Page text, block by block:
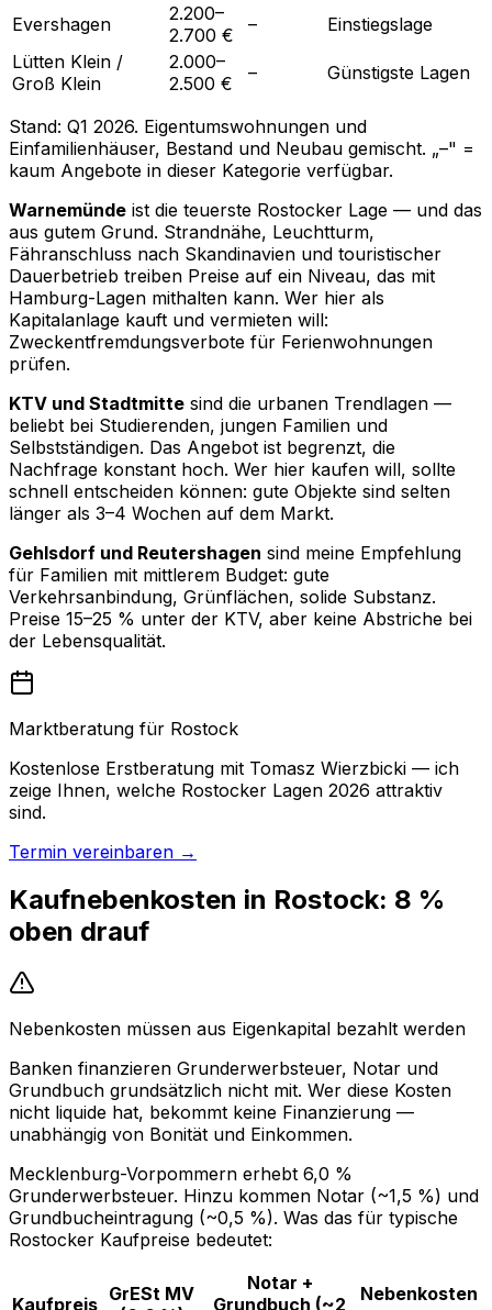
Evershagen
2.200–
2.700 €
–
Einstiegslage
Lütten Klein /
Groß Klein
2.000–
2.500 €
– Günstigste Lagen
Stand: Q1 2026. Eigentumswohnungen und
Einfamilienhäuser, Bestand und Neubau gemischt. „–" =
kaum Angebote in dieser Kategorie verfügbar.
Warnemünde ist die teuerste Rostocker Lage — und das
aus gutem Grund. Strandnähe, Leuchtturm,
Fähranschluss nach Skandinavien und touristischer
Dauerbetrieb treiben Preise auf ein Niveau, das mit
Hamburg-Lagen mithalten kann. Wer hier als
Kapitalanlage kauft und vermieten will:
Zweckentfremdungsverbote für Ferienwohnungen
prüfen.
KTV und Stadtmitte sind die urbanen Trendlagen —
beliebt bei Studierenden, jungen Familien und
Selbstständigen. Das Angebot ist begrenzt, die
Nachfrage konstant hoch. Wer hier kaufen will, sollte
schnell entscheiden können: gute Objekte sind selten
länger als 3–4 Wochen auf dem Markt.
Gehlsdorf und Reutershagen sind meine Empfehlung
für Familien mit mittlerem Budget: gute
Verkehrsanbindung, Grünflächen, solide Substanz.
Preise 15–25 % unter der KTV, aber keine Abstriche bei
der Lebensqualität.
Marktberatung für Rostock
Kostenlose Erstberatung mit Tomasz Wierzbicki — ich
zeige Ihnen, welche Rostocker Lagen 2026 attraktiv
sind.
Termin vereinbaren →
Kaufnebenkosten in Rostock: 8 %
oben drauf
Nebenkosten müssen aus Eigenkapital bezahlt werden
Banken finanzieren Grunderwerbsteuer, Notar und
Grundbuch grundsätzlich nicht mit. Wer diese Kosten
nicht liquide hat, bekommt keine Finanzierung —
unabhängig von Bonität und Einkommen.
Mecklenburg-Vorpommern erhebt 6,0 %
Grunderwerbsteuer. Hinzu kommen Notar (~1,5 %) und
Grundbucheintragung (~0,5 %). Was das für typische
Rostocker Kaufpreise bedeutet:
Kaufpreis GrESt MV
Notar +
Grundbuch (~2
Nebenkosten